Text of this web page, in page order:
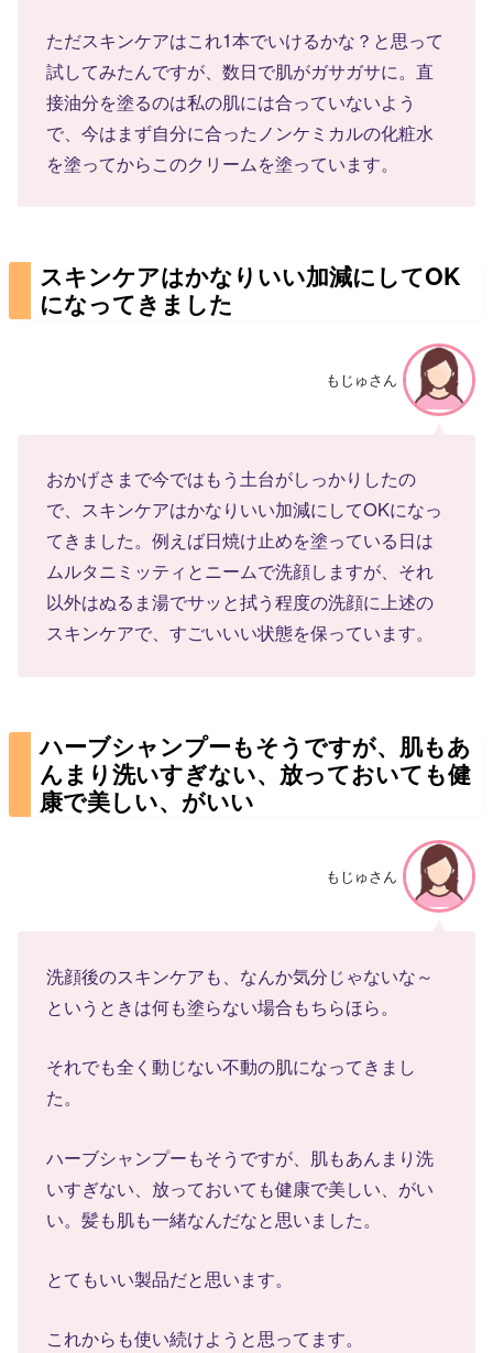
ただスキンケアはこれ1本でいけるかな？と思って
試してみたんですが、数日で肌がガサガサに。直
接油分を塗るのは私の肌には合っていないよう
で、今はまず自分に合ったノンケミカルの化粧水
を塗ってからこのクリームを塗っています。
スキンケアはかなりいい加減にしてOK
になってきました
もじゅさん
おかげさまで今ではもう土台がしっかりしたの
で、スキンケアはかなりいい加減にしてOKになっ
てきました。例えば日焼け止めを塗っている日は
ムルタニミッティとニームで洗顔しますが、それ
以外はぬるま湯でサッと拭う程度の洗顔に上述の
スキンケアで、すごいいい状態を保っています。
ハーブシャンプーもそうですが、肌もあ
んまり洗いすぎない、放っておいても健
康で美しい、がいい
もじゅさん
洗顔後のスキンケアも、なんか気分じゃないな～
というときは何も塗らない場合もちらほら。
それでも全く動じない不動の肌になってきまし
た。
ハーブシャンプーもそうですが、肌もあんまり洗
いすぎない、放っておいても健康で美しい、がい
い。髪も肌も一緒なんだなと思いました。
とてもいい製品だと思います。
これからも使い続けようと思ってます。